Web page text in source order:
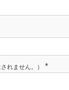
れません。） *